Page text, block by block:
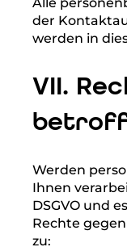
Daten
von sieben
seine
uns auf, so
die